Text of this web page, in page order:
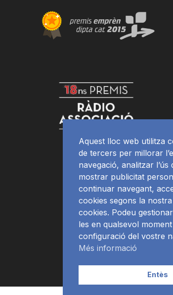
Aquest lloc web utilitza
de tercers per millorar
navegació, analitzar l’ús
mostrar publicitat
continuar navegant,
cookies segons la
cookies. Podeu
les en qualsevol
configuració del vostre
Més informació
Entès